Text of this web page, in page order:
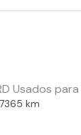
Usados
km